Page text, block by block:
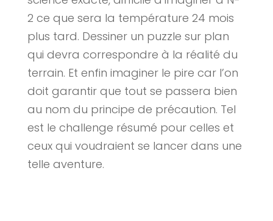
2 ce que sera la température 24 mois
plus tard. Dessiner un puzzle sur plan
qui devra correspondre à la réalité du
terrain. Et enfin imaginer le pire car l’on
doit garantir que tout se passera bien
au nom du principe de précaution. Tel
est le challenge résumé pour celles et
ceux qui voudraient se lancer dans une
telle aventure.